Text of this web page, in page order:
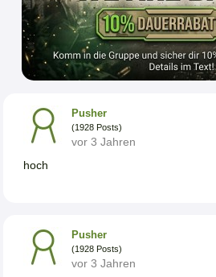
Pusher
(1928 Posts)
vor 3 Jahren
hoch
Pusher
(1928 Posts)
vor 3 Jahren